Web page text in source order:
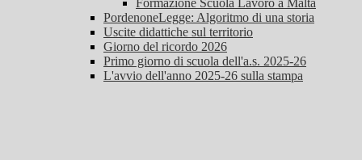
Formazione Scuola Lavoro a Malta
PordenoneLegge: Algoritmo di una storia
Uscite didattiche sul territorio
Giorno del ricordo 2026
Primo giorno di scuola dell'a.s. 2025-26
L'avvio dell'anno 2025-26 sulla stampa